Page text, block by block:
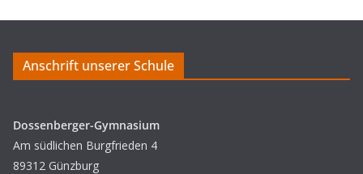
Anschrift unserer Schule
Dossenberger-Gymnasium
Am südlichen Burgfrieden 4
89312 Günzburg